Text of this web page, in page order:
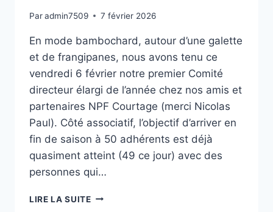
Paradmin7509 7 février 2026
En mode bambochard, autour d’une galette
et de frangipanes, nous avons tenu ce
vendredi 6 février notre premier Comité
directeur élargi de l’année chez nos amis et
partenaires NPF Courtage (merci Nicolas
Paul). Côté associatif, l’objectif d’arriver en
fin de saison à 50 adhérents est déjà
quasiment atteint (49 ce jour) avec des
personnes qui…
LIRE LA SUITEBAMBOCHE